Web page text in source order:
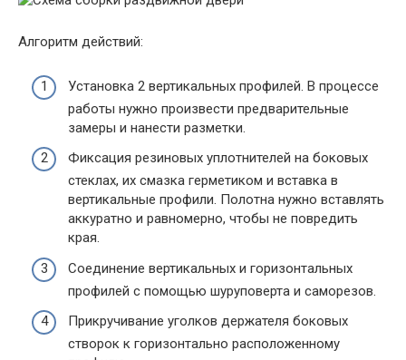
Алгоритм действий:
Установка 2 вертикальных профилей. В процессе
работы нужно произвести предварительные
замеры и нанести разметки.
Фиксация резиновых уплотнителей на боковых
стеклах, их смазка герметиком и вставка в
вертикальные профили. Полотна нужно вставлять
аккуратно и равномерно, чтобы не повредить
края.
Соединение вертикальных и горизонтальных
профилей с помощью шуруповерта и саморезов.
Прикручивание уголков держателя боковых
створок к горизонтально расположенному